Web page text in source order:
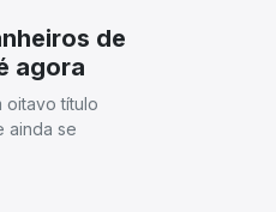
de
agora
oitavo título
ainda se